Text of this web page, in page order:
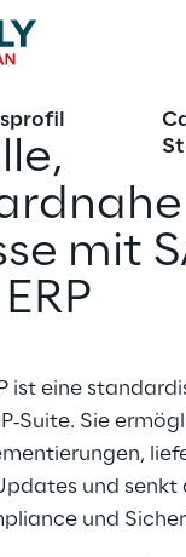
mit
ist eine
Sie
und senkt
und